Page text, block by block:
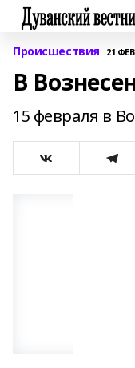
Происшествия 21
В
15 февраля в